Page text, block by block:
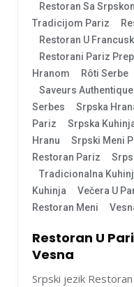
Restoran Sa
Tradicijom Pariz
Restoran U
Restorani Pariz
Hranom
Rôti Serbe
Saveurs
Serbes
Srpska
Pariz
Srpska
Hranu
Srpski Meni
Restoran Pariz
Tradicionalna
Kuhinja
Večera U
Restoran Meni
Restoran U
Vesna
Srpski jezik